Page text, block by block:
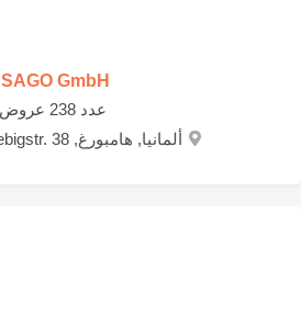
SAGO GmbH
‏ عدد 238 عروض
ألمانيا, هامبورغ, Hamburg, Liebigstr. 38